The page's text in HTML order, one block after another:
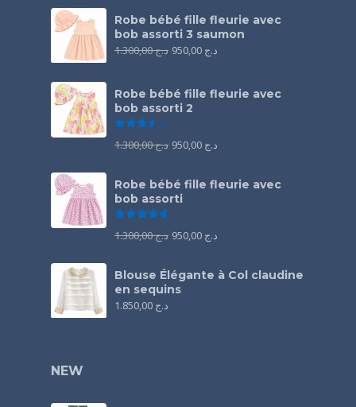
Robe bébé fille fleurie avec
bob assorti 3 saumon
د.ج1.300,00 د.ج
Robe bébé fille fleurie avec
bob assorti 2
د.ج1.300,00 د.ج
Robe bébé fille fleurie avec
bob assorti
د.ج1.300,00 د.ج
Blouse Élégante à Col claudine
en sequins
د.ج
NEW